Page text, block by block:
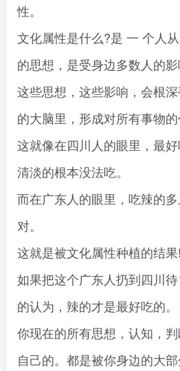
性。
文化属性是什么?是 一 个人
的思想，是受身边多数人的影
这些思想，这些影响，会根
的大脑里，形成对所有事物的
这就像在四川人的眼里，最
清淡的根本没法吃。
而在广东人的眼里，吃辣的
对。
这就是被文化属性种植的结果!
如果把这个广东人扔到四川
的认为，辣的才是最好吃的。
你现在的所有思想，认知，
自己的。都是被你身边的大部